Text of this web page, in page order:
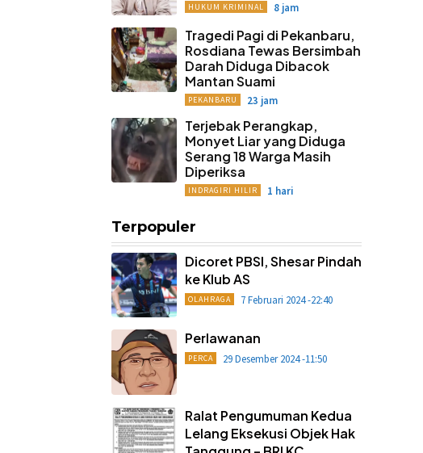
HUKUM KRIMINAL 8 jam
Tragedi Pagi di Pekanbaru,
Rosdiana Tewas Bersimbah
Darah Diduga Dibacok
Mantan Suami
PEKANBARU 23 jam
Terjebak Perangkap,
Monyet Liar yang Diduga
Serang 18 Warga Masih
Diperiksa
INDRAGIRI HILIR 1 hari
Terpopuler
Dicoret PBSI, Shesar Pindah
ke Klub AS
OLAHRAGA 7 Februari 2024 -22:40
Perlawanan
PERCA 29 Desember 2024 -11:50
Ralat Pengumuman Kedua
Lelang Eksekusi Objek Hak